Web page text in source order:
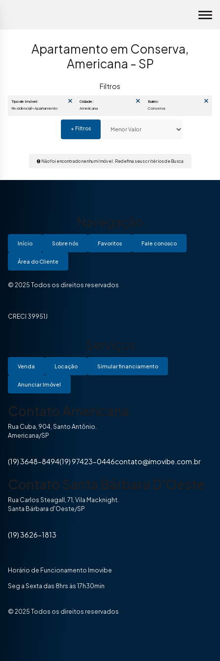
Apartamento em Conserva,
Americana - SP
Residencial » Apartamento Americana
Não foi encontrado nenhum Imóvel. Redefina seus critérios de Busca
Navegação
Início Sobre nós Favoritos Fale conosco
Área do Cliente
© 2025 Todos os direitos reservados
CRECI 39951J
Serviços
Venda Locação Simular financiamento
Anunciar Imóvel
Contato Americana
Rua Cuba, 904, Santo Antônio.
Americana/SP
(19) 3648-8494(19) 97423-0446contato@imovibe.com.br
Contato Santa Bárbara D'Oeste
Rua Carlos Steagall, 71, Vila Macknight.
Santa Bárbara d'Oeste/SP
(19) 3626-1813
Horário de Funcionamento Imovibe
Seg a Sexta das 8hrs às 17h30min
© 2025 Todos os direitos reservados